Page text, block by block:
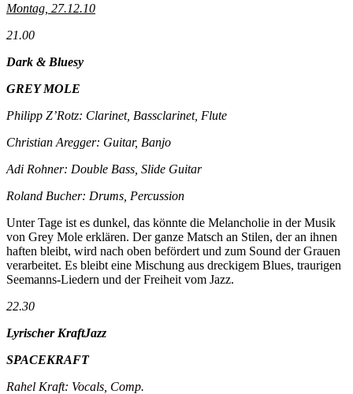
Montag, 27.12.10
21.00
Dark & Bluesy
GREY MOLE
Philipp Z’Rotz: Clarinet, Bassclarinet, Flute
Christian Aregger: Guitar, Banjo
Adi Rohner: Double Bass, Slide Guitar
Roland Bucher: Drums, Percussion
Unter Tage ist es dunkel, das könnte die Melancholie in der Musik
von Grey Mole erklären. Der ganze Matsch an Stilen, der an ihnen
haften bleibt, wird nach oben befördert und zum Sound der Grauen
verarbeitet. Es bleibt eine Mischung aus dreckigem Blues, traurigen
Seemanns-Liedern und der Freiheit vom Jazz.
22.30
Lyrischer KraftJazz
SPACEKRAFT
Rahel Kraft: Vocals, Comp.